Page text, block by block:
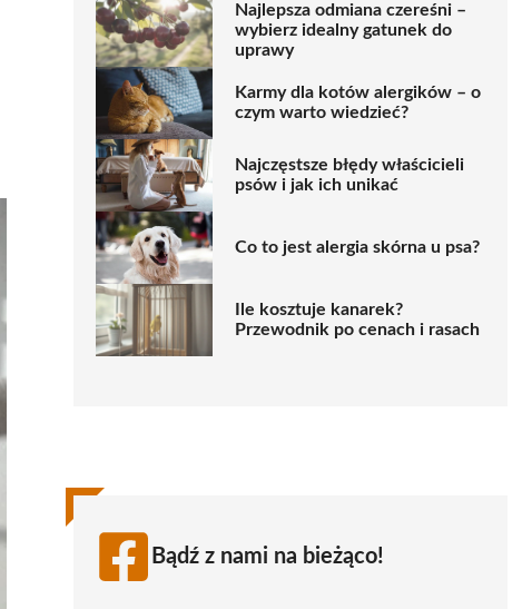
Najlepsza odmiana czereśni –
wybierz idealny gatunek do
uprawy
Karmy dla kotów alergików – o
czym warto wiedzieć?
Najczęstsze błędy właścicieli
psów i jak ich unikać
Co to jest alergia skórna u psa?
Ile kosztuje kanarek?
Przewodnik po cenach i rasach
Bądź z nami na bieżąco!